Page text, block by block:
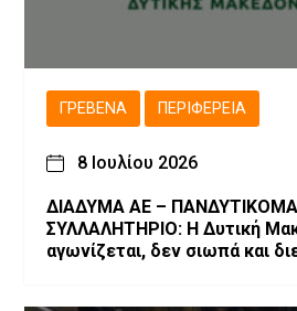
ΓΡΕΒΕΝΆ ΠΕΡΙΦΈΡΕΙΑ
8 Ιουλίου 2026
ΔΙΑΔΥΜΑ ΑΕ – ΠΑΝΔΥΤΙΚΟΜΑΚΕΔΟΝΙΚΟ
ΣΥΛΛΑΛΗΤΗΡΙΟ: Η Δυτική
αγωνίζεται, δεν σιωπά και